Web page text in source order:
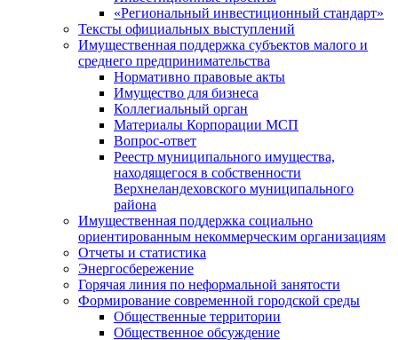
«Региональный инвестиционный стандарт»
Тексты официальных выступлений
Имущественная поддержка субъектов малого и
среднего предпринимательства
Нормативно правовые акты
Имущество для бизнеса
Коллегиальный орган
Материалы Корпорации МСП
Вопрос-ответ
Реестр муниципального имущества,
находящегося в собственности
Верхнеландеховского муниципального
района
Имущественная поддержка социально
ориентированным некоммерческим организациям
Отчеты и статистика
Энергосбережение
Горячая линия по неформальной занятости
Формирование современной городской среды
Общественные территории
Общественное обсуждение